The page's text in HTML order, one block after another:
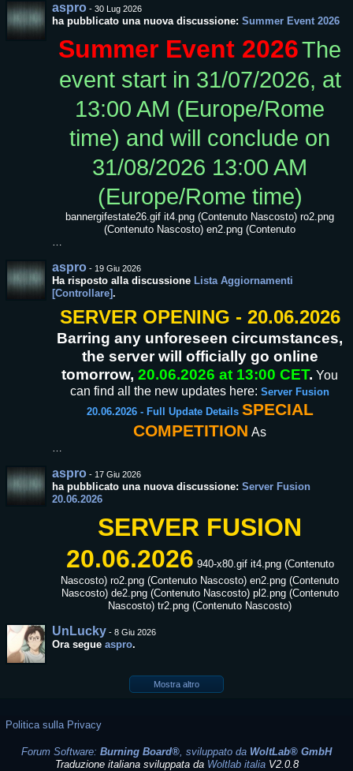
aspro - 30 Lug 2026
ha pubblicato una nuova discussione: Summer Event 2026
Summer Event 2026The
event start in 31/07/2026, at
13:00 AM (Europe/Rome
time) and will conclude on
31/08/2026 13:00 AM
(Europe/Rome time)
bannergifestate26.gif it4.png (Contenuto Nascosto) ro2.png
(Contenuto Nascosto) en2.png (Contenuto
…
aspro - 19 Giu 2026
Ha risposto alla discussione Lista Aggiornamenti
[Controllare].
SERVER OPENING - 20.06.2026
Barring any unforeseen circumstances,
the server will officially go online
tomorrow, 20.06.2026 at 13:00 CET. You
can find all the new updates here: Server Fusion
20.06.2026 - Full Update Details SPECIAL
COMPETITION As
…
aspro - 17 Giu 2026
ha pubblicato una nuova discussione: Server Fusion
20.06.2026
SERVER FUSION
20.06.2026 940-x80.gif it4.png (Contenuto
Nascosto) ro2.png (Contenuto Nascosto) en2.png (Contenuto
Nascosto) de2.png (Contenuto Nascosto) pl2.png (Contenuto
Nascosto) tr2.png (Contenuto Nascosto)
UnLucky - 8 Giu 2026
Ora segue aspro.
Mostra altro
Politica sulla Privacy
Forum Software: Burning Board®, sviluppato da WoltLab® GmbH
Traduzione italiana sviluppata da Woltlab italiaV2.0.8